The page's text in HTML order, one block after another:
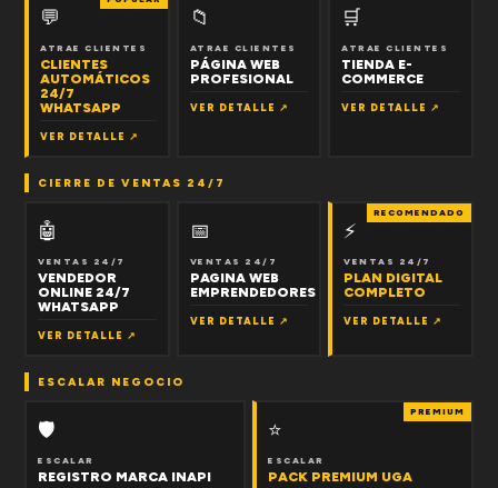
💬
ATRAE CLIENTES
CLIENTES
AUTOMÁTICOS
24/7
WHATSAPP
VER DETALLE ↗
📁
ATRAE CLIENTES
PÁGINA WEB
PROFESIONAL
VER DETALLE ↗
🛒
ATRAE CLIENTES
TIENDA E-
COMMERCE
VER DETALLE ↗
CIERRE DE VENTAS 24/7
🤖
VENTAS 24/7
VENDEDOR
ONLINE 24/7
WHATSAPP
VER DETALLE ↗
📅
VENTAS 24/7
PAGINA WEB
EMPRENDEDORES
VER DETALLE ↗
RECOMENDADO
⚡
VENTAS 24/7
PLAN DIGITAL
COMPLETO
VER DETALLE ↗
ESCALAR NEGOCIO
🛡
ESCALAR
REGISTRO MARCA INAPI
PREMIUM
⭐
ESCALAR
PACK PREMIUM UGA